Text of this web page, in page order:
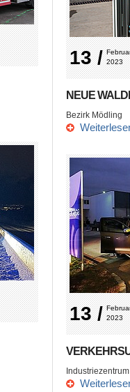
13 / 2023
NEUE
Bezirk Mödling
13 / 2023